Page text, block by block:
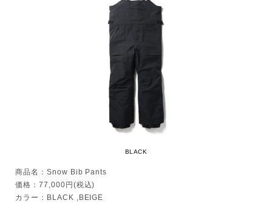
BLACK
商品名：Snow Bib Pants
価格：77,000円(税込)
カラー：BLACK ,BEIGE